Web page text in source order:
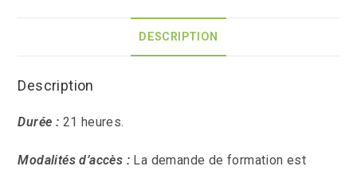
DESCRIPTION
Description
Durée : 21 heures.
Modalités d’accès : La demande de formation est